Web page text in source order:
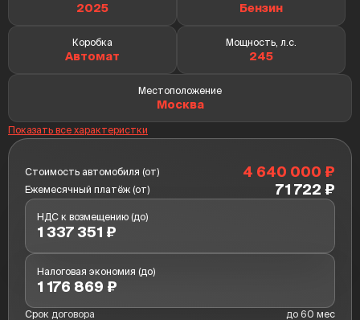
2025 бензин
Коробка
автомат
Мощность, л.с.
245
Местоположение
Москва
Показать все характеристки
Стоимость автомобиля (от) 4 640 000 ₽
Ежемесячный платёж (от) 71 722 ₽
НДС к возмещению (до)
1 337 351 ₽
Налоговая экономия (до)
1 176 869 ₽
Срок договора
до 60 мес